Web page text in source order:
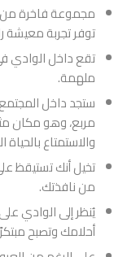
توفر تجربة معيشة
تقع داخل الوادي
ملهمة.
مربع، وهو مكان
والاستمتاع بالحياة
تخيل أنك تستيقظ
من نافذتك.
يُنظر إلى الوادي
أحلامك وتصبح